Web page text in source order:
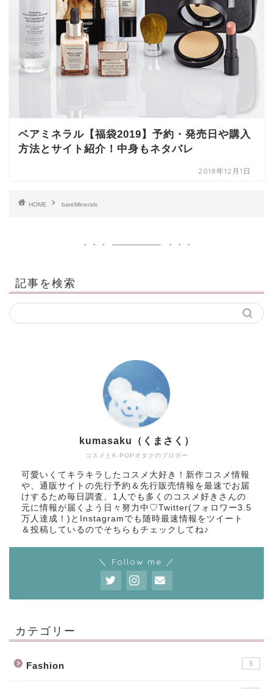
ベアミネラル【福袋2019】予約・発売日や購入
方法とサイト紹介！中身もネタバレ
2018年12月1日
HOME bareMinerals
記事を検索
コスメとK-POPオタクのブロガー
kumasaku（くまさく）
可愛いくてキラキラしたコスメ大好き！新作コスメ情報
や、通販サイトの先行予約＆先行販売情報を最速でお届
けするため毎日調査、1人でも多くのコスメ好きさんの
元に情報が届くよう日々努力中♡Twitter(フォロワー3.5
万人達成！)とInstagramでも随時最速情報をツイート
＆投稿しているのでそちらもチェックしてね♪
＼ Follow me ／
カテゴリー
Fashion 5